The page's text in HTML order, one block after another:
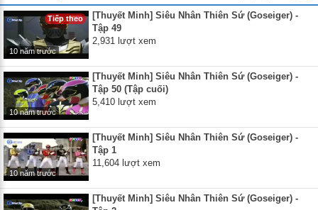
Tiếp theo
10 năm trước
[Thuyết Minh] Siêu Nhân Thiên Sứ (Goseiger) -
Tập 49
2,931 lượt xem
10 năm trước
[Thuyết Minh] Siêu Nhân Thiên Sứ (Goseiger) -
Tập 50 (Tập cuối)
5,410 lượt xem
10 năm trước
[Thuyết Minh] Siêu Nhân Thiên Sứ (Goseiger) -
Tập 1
11,604 lượt xem
[Thuyết Minh] Siêu Nhân Thiên Sứ (Goseiger) -